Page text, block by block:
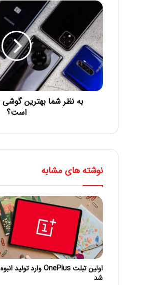
است؟
نوشته های مشابه
اولین تبلت OnePlus وارد تولید انبوه
شد